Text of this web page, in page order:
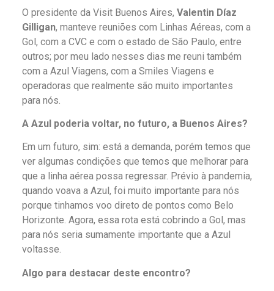
O presidente da Visit Buenos Aires, Valentin Díaz
Gilligan, manteve reuniões com Linhas Aéreas, com a
Gol, com a CVC e com o estado de São Paulo, entre
outros; por meu lado nesses dias me reuni também
com a Azul Viagens, com a Smiles Viagens e
operadoras que realmente são muito importantes
para nós.
A Azul poderia voltar, no futuro, a Buenos Aires?
Em um futuro, sim: está a demanda, porém temos que
ver algumas condições que temos que melhorar para
que a linha aérea possa regressar. Prévio à pandemia,
quando voava a Azul, foi muito importante para nós
porque tinhamos voo direto de pontos como Belo
Horizonte. Agora, essa rota está cobrindo a Gol, mas
para nós seria sumamente importante que a Azul
voltasse.
Algo para destacar deste encontro?